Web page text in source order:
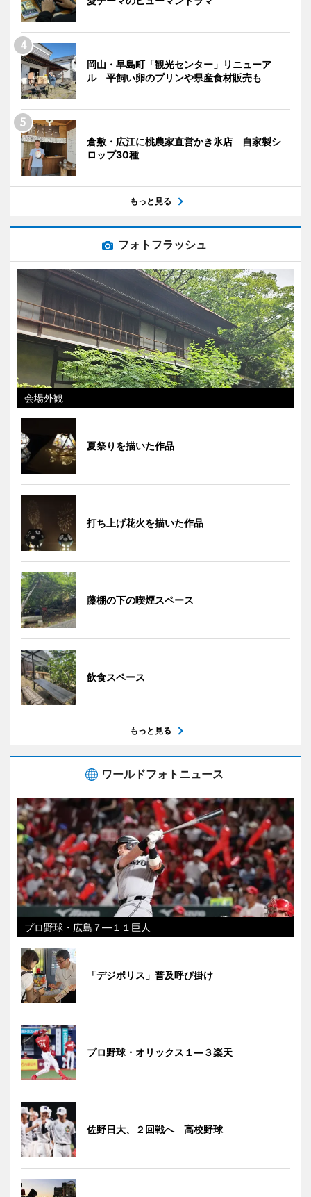
岡山・早島町「観光センター」リニューア
ル 平飼い卵のプリンや県産食材販売も
倉敷・広江に桃農家直営かき氷店 自家製シ
ロップ30種
もっと見る
フォトフラッシュ
会場外観
夏祭りを描いた作品
打ち上げ花火を描いた作品
藤棚の下の喫煙スペース
飲食スペース
もっと見る
ワールドフォトニュース
プロ野球・広島７―１１巨人
「デジポリス」普及呼び掛け
プロ野球・オリックス１―３楽天
佐野日大、２回戦へ 高校野球